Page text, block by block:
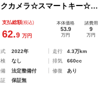
カメラ☆スマートキー☆プ
シートヒーター☆助手席下
サーブレーキサポート☆Ｅ
試乗ＯＫ
支払総額(税込)
62.9 万円
本体価格
53.9
万円
諸費用
9
万円
2022年 走行
4.3万km
なし 排気
660cc
法定整備付 修復
あり
保証無